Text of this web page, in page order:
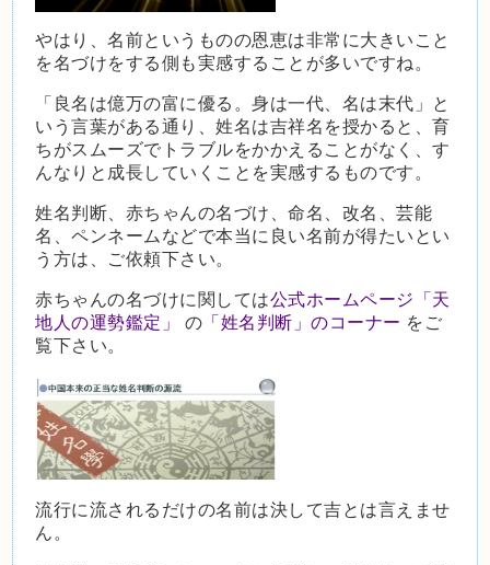
やはり、名前というものの恩恵は非常に大きいこと
を名づけをする側も実感することが多いですね。
「良名は億万の富に優る。身は一代、名は末代」と
いう言葉がある通り、姓名は吉祥名を授かると、育
ちがスムーズでトラブルをかかえることがなく、す
んなりと成長していくことを実感するものです。
姓名判断、赤ちゃんの名づけ、命名、改名、芸能
名、ペンネームなどで本当に良い名前が得たいとい
う方は、ご依頼下さい。
赤ちゃんの名づけに関しては公式ホームページ「天
地人の運勢鑑定」
の 「姓名判断」のコーナー をご
覧下さい。
流行に流されるだけの名前は決して吉とは言えませ
ん。